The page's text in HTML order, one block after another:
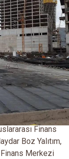
Finans
Boz Yalıtım,
Finans Merkezi